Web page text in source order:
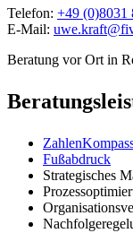
Telefon: +49 (0)8031
E-Mail:
Beratung vor Ort in
Fußabdruck
Strategisches